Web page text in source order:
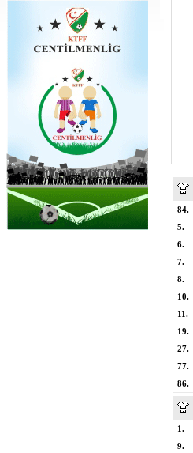
84.
5.
6.
7.
8.
10.
11.
19.
27.
77.
86.
1.
9.